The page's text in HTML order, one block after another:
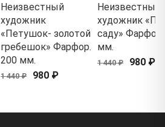
Неизвестный
художник
«Петушок- золотой
гребешок» Фарфор.
200 мм.
1 440 ₽ 980 ₽
Неизвестный
художник
саду»
мм.
1 440 ₽ 980 ₽